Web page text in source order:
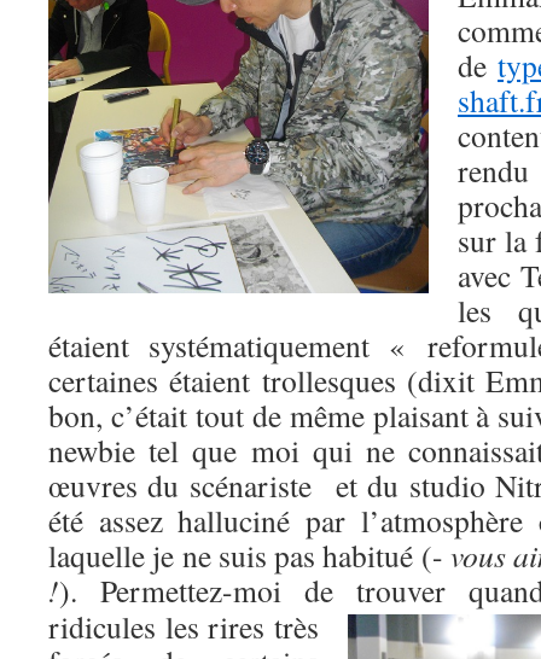
de
sur la
avec
les
étaient systématiquement «
certaines étaient trollesques (dixit
bon, c’était tout de même plaisant à
newbie tel que moi qui ne
œuvres du scénariste et du studio
été assez halluciné par
laquelle je ne suis pas habitué (- vous
!). Permettez-moi de trouver
ridicules les rires très